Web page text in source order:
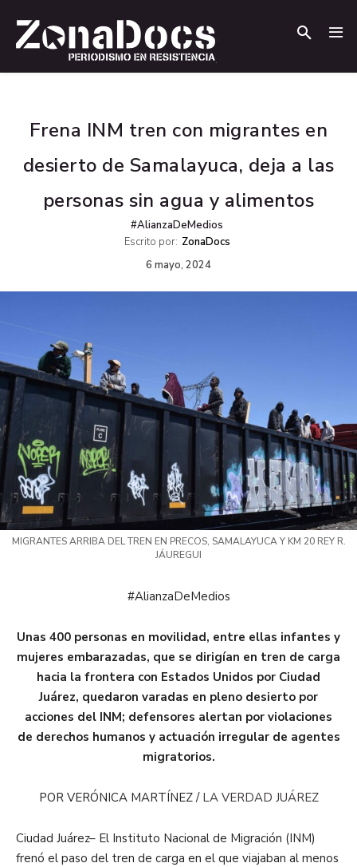
Frena INM tren con migrantes en
desierto de Samalayuca, deja a las
personas sin agua y alimentos
#AlianzaDeMedios
Escrito por: ZonaDocs
6 mayo, 2024
MIGRANTES ARRIBA DEL TREN EN PRECOS, SAMALAYUCA Y KM 20 REY R.
JÁUREGUI
#AlianzaDeMedios
Unas 400 personas en movilidad, entre ellas infantes y
mujeres embarazadas, que se dirigían en tren de carga
hacia la frontera con Estados Unidos por Ciudad
Juárez, quedaron varadas en pleno desierto por
acciones del INM; defensores alertan por violaciones
de derechos humanos y actuación irregular de agentes
migratorios.
POR VERÓNICA MARTÍNEZ / LA VERDAD JUÁREZ
Ciudad Juárez– El Instituto Nacional de Migración (INM)
frenó el paso del tren de carga en el que viajaban al menos